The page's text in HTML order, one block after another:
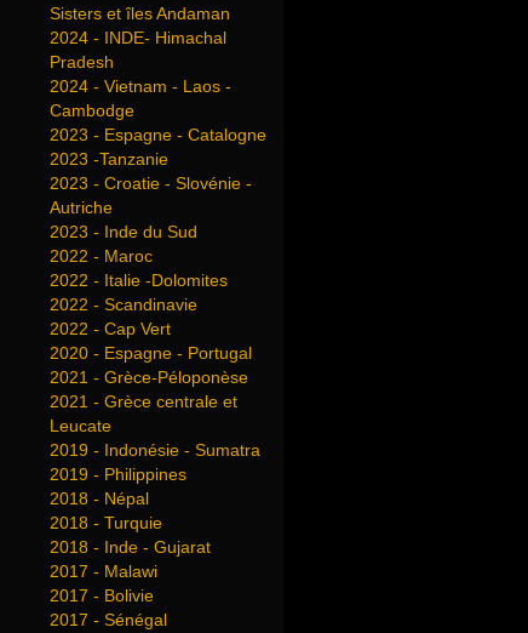
Sisters et îles Andaman
2024 - INDE- Himachal
Pradesh
2024 - Vietnam - Laos -
Cambodge
2023 - Espagne - Catalogne
2023 -Tanzanie
2023 - Croatie - Slovénie -
Autriche
2023 - Inde du Sud
2022 - Maroc
2022 - Italie -Dolomites
2022 - Scandinavie
2022 - Cap Vert
2020 - Espagne - Portugal
2021 - Grèce-Péloponèse
2021 - Grèce centrale et
Leucate
2019 - Indonésie - Sumatra
2019 - Philippines
2018 - Népal
2018 - Turquie
2018 - Inde - Gujarat
2017 - Malawi
2017 - Bolivie
2017 - Sénégal